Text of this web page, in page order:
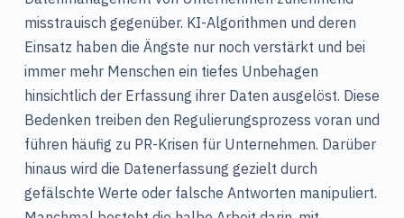
misstrauisch gegenüber. KI-Algorithmen und deren
Einsatz haben die Ängste nur noch verstärkt und bei
immer mehr Menschen ein tiefes Unbehagen
hinsichtlich der Erfassung ihrer Daten ausgelöst. Diese
Bedenken treiben den Regulierungsprozess voran und
führen häufig zu PR-Krisen für Unternehmen. Darüber
hinaus wird die Datenerfassung gezielt durch
gefälschte Werte oder falsche Antworten manipuliert.